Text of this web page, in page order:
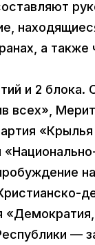
а
и 2
всех»,
«Крылья
—